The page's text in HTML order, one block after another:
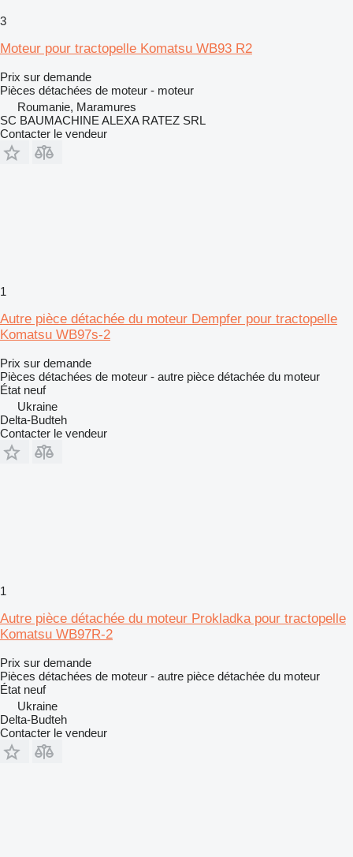
3
Moteur pour tractopelle Komatsu WB93 R2
Prix sur demande
Pièces détachées de moteur - moteur
Roumanie, Maramures
SC BAUMACHINE ALEXA RATEZ SRL
Contacter le vendeur
1
Autre pièce détachée du moteur Dempfer pour tractopelle
Komatsu WB97s-2
Prix sur demande
Pièces détachées de moteur - autre pièce détachée du moteur
État neuf
Ukraine
Delta-Budteh
Contacter le vendeur
1
Autre pièce détachée du moteur Prokladka pour tractopelle
Komatsu WB97R-2
Prix sur demande
Pièces détachées de moteur - autre pièce détachée du moteur
État neuf
Ukraine
Delta-Budteh
Contacter le vendeur